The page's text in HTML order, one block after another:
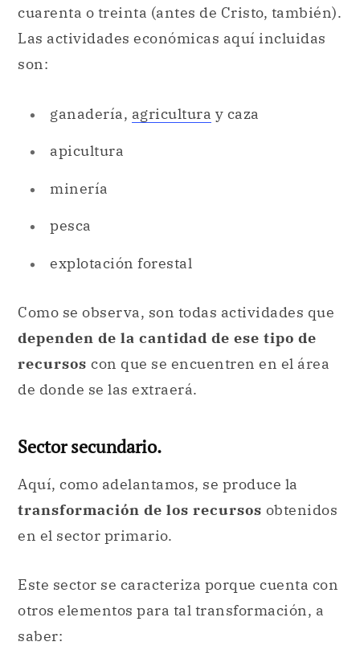
cuarenta o treinta (antes de Cristo, también).
Las actividades económicas aquí incluidas
son:
ganadería, agricultura y caza
apicultura
minería
pesca
explotación forestal
Como se observa, son todas actividades que
dependen de la cantidad de ese tipo de
recursos con que se encuentren en el área
de donde se las extraerá.
Sector secundario.
Aquí, como adelantamos, se produce la
transformación de los recursos obtenidos
en el sector primario.
Este sector se caracteriza porque cuenta con
otros elementos para tal transformación, a
saber: